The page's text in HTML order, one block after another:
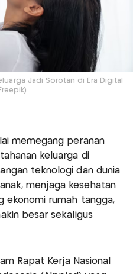
Jadi Sorotan di Era Digital
memegang peranan
keluarga di
teknologi dan dunia
menjaga kesehatan
ekonomi rumah tangga,
besar sekaligus
Rapat Kerja Nasional